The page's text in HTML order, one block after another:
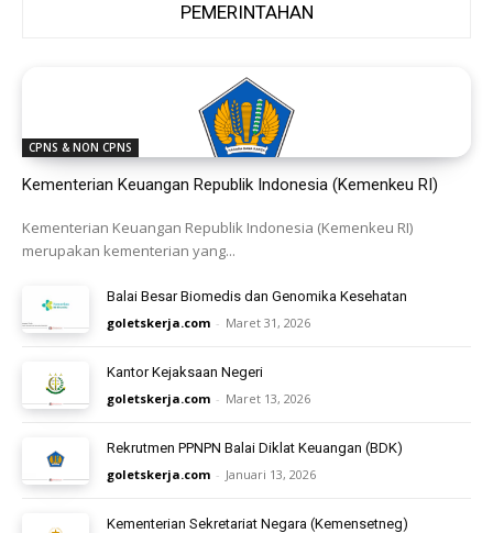
PEMERINTAHAN
CPNS & NON CPNS
Kementerian Keuangan Republik Indonesia (Kemenkeu RI)
Kementerian Keuangan Republik Indonesia (Kemenkeu RI)
merupakan kementerian yang...
Balai Besar Biomedis dan Genomika Kesehatan
goletskerja.com - Maret 31, 2026
Kantor Kejaksaan Negeri
goletskerja.com - Maret 13, 2026
Rekrutmen PPNPN Balai Diklat Keuangan (BDK)
goletskerja.com - Januari 13, 2026
Kementerian Sekretariat Negara (Kemensetneg)